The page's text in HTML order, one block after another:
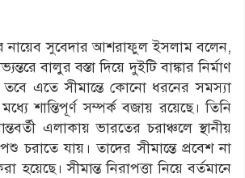
নায়েব সুবেদার আশরাফুল ইসলাম বলেন,
বালুর বস্তা দিয়ে দুইটি বাঙ্কার নির্মাণ
এতে সীমান্তে কোনো ধরনের সমস্যা
শান্তিপূর্ণ সম্পর্ক বজায় রয়েছে। তিনি
এলাকায় ভারতের চরাঞ্চলে স্থানীয়
চরাতে যায়। তাদের সীমান্তে প্রবেশ না
হয়েছে। সীমান্ত নিরাপত্তা নিয়ে বর্তমানে